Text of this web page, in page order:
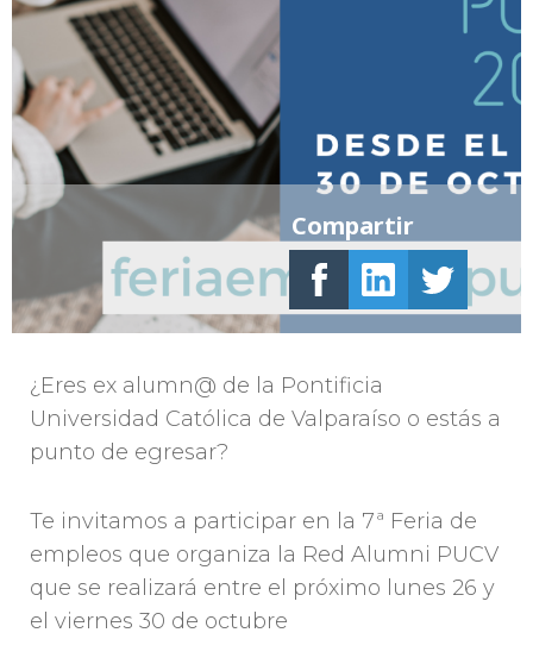
¿Eres ex alumn@ de la Pontificia
Universidad Católica de Valparaíso o estás a
punto de egresar?
Te invitamos a participar en la 7ª Feria de
empleos que organiza la Red Alumni PUCV
que se realizará entre el próximo lunes 26 y
el viernes 30 de octubre
Compartir